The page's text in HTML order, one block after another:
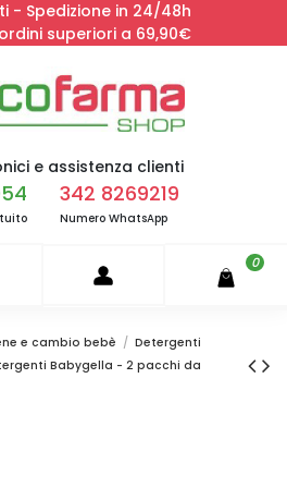
- Spedizione in 24/48h
superiori a 69,90€
e assistenza clienti
342 8269219
Numero WhatsApp
0
e cambio bebè
Detergenti
Babygella - 2 pacchi da